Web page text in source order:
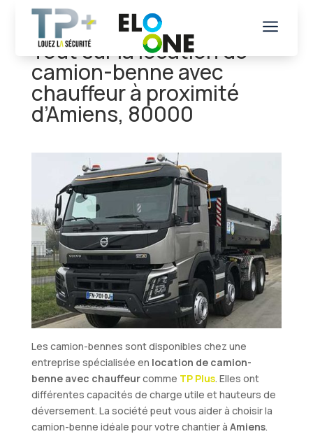
a
Tout sur la location de
camion-benne avec
chauffeur à proximité
d’Amiens, 80000
Les camion-bennes sont disponibles chez une
entreprise spécialisée en location de camion-
benne avec chauffeurcomme TP Plus. Elles ont
différentes capacités de charge utile et hauteurs de
déversement. La société peut vous aider à choisir la
camion-benne idéale pour votre chantier à Amiens.